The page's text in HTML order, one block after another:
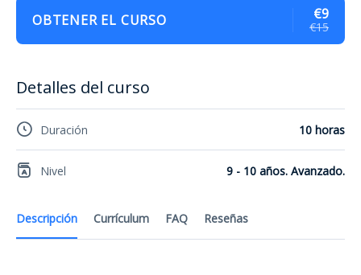
Descripción Currículum FAQ Reseñas
OBTENER EL CURSO €9
€15
Detalles del curso
Duración 10 horas
Nivel 9 - 10 años. Avanzado.